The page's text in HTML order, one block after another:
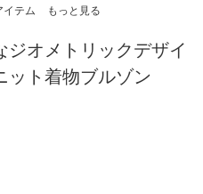
イテム もっと見る
ジオメトリックデザイ
ット着物ブルゾン